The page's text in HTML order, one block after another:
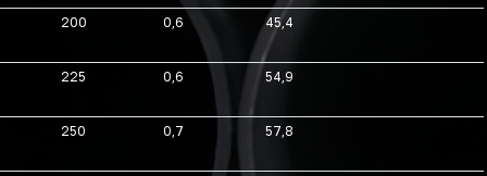
200 0,6 45,4
225 0,6 54,9
250 0,7 57,8